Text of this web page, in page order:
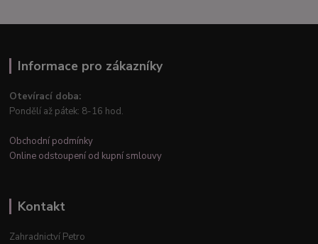
Informace pro zákazníky
Otevírací doba:
Pondělí až pátek: 8-16 hod.
Obchodní podmínky
Online odstoupení od kupní smlouvy
Kontakt
Zahradnictví Petro